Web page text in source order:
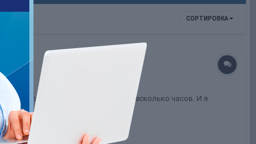
СОРТИРОВКА
человека зацепить на несколько часов. И я